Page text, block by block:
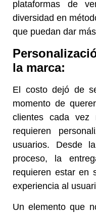
plataformas de
diversidad en
que puedan dar
la marca:
El costo dejó de
momento de
clientes cada vez
requieren
usuarios. Desde
proceso, la
requieren estar en
experiencia al
Un elemento que